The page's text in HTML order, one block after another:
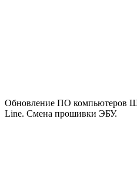
Обновление ПО компьютеров
Line. Смена прошивки ЭБУ.